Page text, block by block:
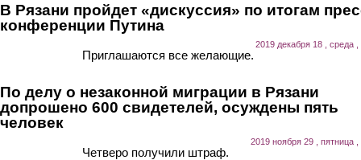
В Рязани пройдет «дискуссия» по итогам
конференции Путина
2019 декабря 18 , среда ,
Приглашаются все желающие.
По делу о незаконной миграции в Рязани
допрошено 600 свидетелей, осуждены пять
человек
2019 ноября 29 , пятница ,
Четверо получили штраф.